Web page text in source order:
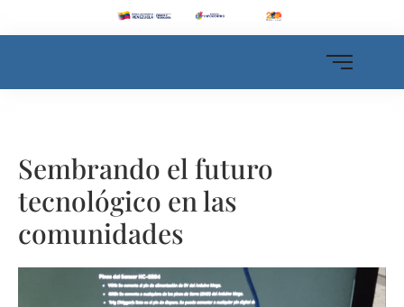
Sembrando el futuro
tecnológico en las
comunidades